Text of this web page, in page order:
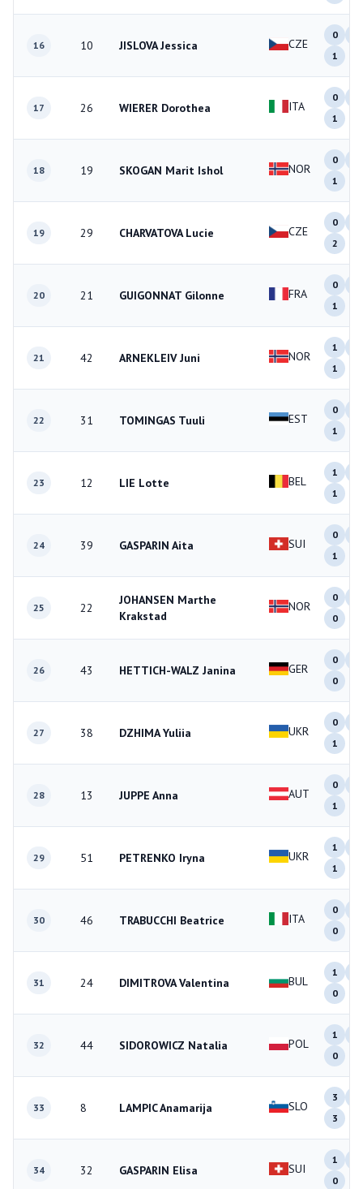
16 10 JISLOVA Jessica CZE
0
1
17 26 WIERER Dorothea ITA
0
1
18 19 SKOGAN Marit Ishol NOR
0
1
19 29 CHARVATOVA Lucie CZE
0
2
20 21 GUIGONNAT Gilonne FRA
0
1
21 42 ARNEKLEIV Juni NOR
1
1
22 31 TOMINGAS Tuuli EST
0
1
23 12 LIE Lotte BEL
1
1
24 39 GASPARIN Aita SUI
0
1
25 22
JOHANSEN Marthe
Krakstad
NOR
0
0
26 43 HETTICH-WALZ Janina GER
0
0
27 38 DZHIMA Yuliia UKR
0
1
28 13 JUPPE Anna AUT
0
1
29 51 PETRENKO Iryna UKR
1
1
30 46 TRABUCCHI Beatrice ITA
0
0
31 24 DIMITROVA Valentina BUL
1
0
32 44 SIDOROWICZ Natalia POL
1
0
33 8 LAMPIC Anamarija SLO
3
3
34 32 GASPARIN Elisa SUI
1
0